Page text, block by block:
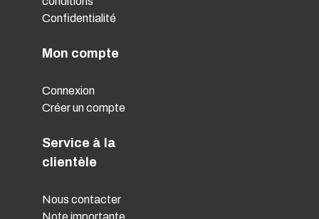
Confidentialité
Mon compte
Connexion
Créer un compte
Service à la
clientèle
Nous contacter
Note importante